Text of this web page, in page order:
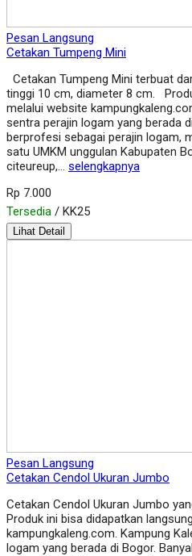
Pesan Langsung
Cetakan Tumpeng Mini
Cetakan Tumpeng Mini terbuat
tinggi 10 cm, diameter 8 cm.
melalui website
sentra perajin logam yang berada
berprofesi sebagai perajin logam,
satu UMKM unggulan Kabupaten
citeureup,… selengkapnya
Rp 7.000
Tersedia / KK25
Lihat Detail
Pesan Langsung
Cetakan Cendol Ukuran Jumbo
Cetakan Cendol Ukuran Jumbo
Produk ini bisa didapatkan
kampungkaleng.com. Kampung
logam yang berada di Bogor.